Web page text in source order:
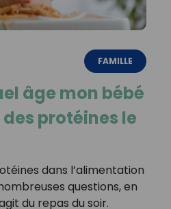
FAMILLE
âge mon bébé
protéines le
dans l’alimentation
questions, en
du repas du soir.